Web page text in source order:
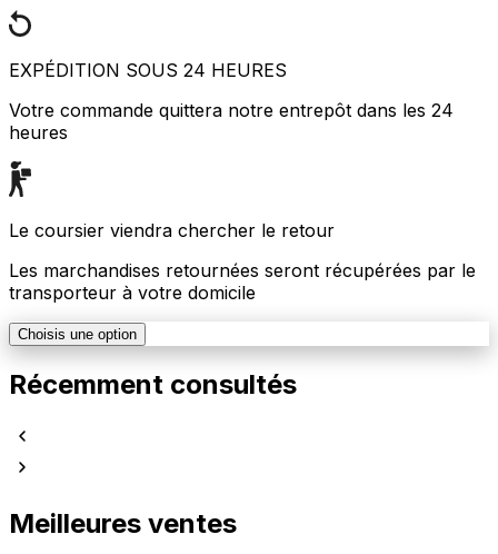
EXPÉDITION SOUS 24 HEURES
Votre commande quittera notre entrepôt dans les 24
heures
Le coursier viendra chercher le retour
Les marchandises retournées seront récupérées par le
transporteur à votre domicile
Choisis une option
Récemment consultés
Meilleures ventes